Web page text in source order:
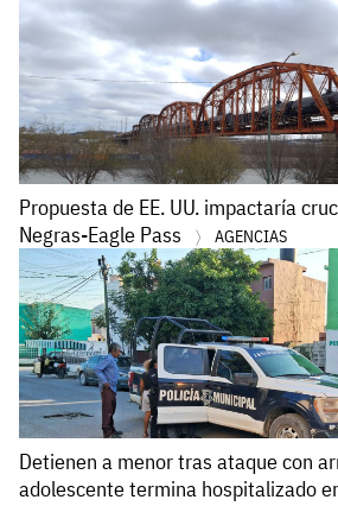
Propuesta de EE. UU. impactaría
Negras-Eagle Pass
AGENCIAS
Detienen a menor tras ataque con
adolescente termina hospitalizado